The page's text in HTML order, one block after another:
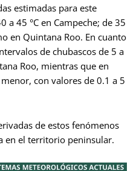
estimadas para este
a 45 °C en Campeche; de 35
en Quintana Roo. En cuanto
de chubascos de 5 a
Roo, mientras que en
con valores de 0.1 a 5
de estos fenómenos
en el territorio peninsular.